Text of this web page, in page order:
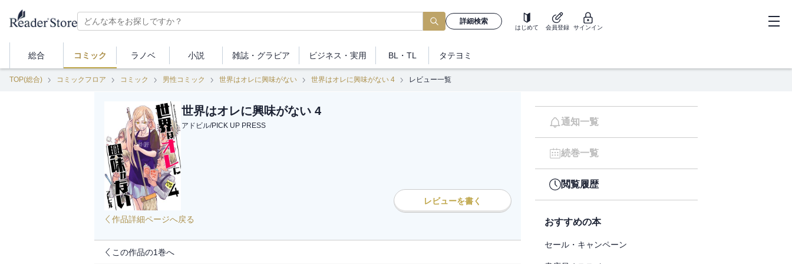
詳細検索
はじめて 会員登録 サインイン
総合 コミック ラノベ 小説 雑誌・ グラビア ビジネス ・実用 BL・TL タテヨミ
TOP(総合) コミックフロア コミック 男性コミック 世界はオレに興味がない 世界はオレに興味がない 4 レビュー一覧
世界はオレに興味がない 4
アドビル/PICK UP PRESS
レビューを書く
作品詳細ページへ戻る
この作品の1巻へ
通知一覧
続巻一覧
閲覧履歴
おすすめの本
セール・キャンペーン